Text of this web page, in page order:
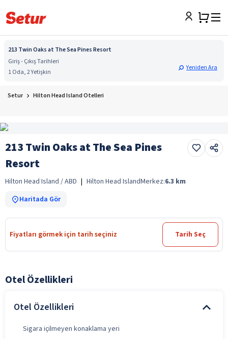
213 Twin Oaks at The Sea Pines Resort
Giriş - Çıkış Tarihleri
1 Oda, 2 Yetişkin
Yeniden Ara
Setur Hilton Head Island Otelleri
213 Twin Oaks at The Sea Pines
Resort
Hilton Head Island / ABD | Hilton Head IslandMerkez:6.3 km
Haritada Gör
Fiyatları görmek için tarih seçiniz Tarih Seç
Otel Özellikleri
Otel Özellikleri
Sigara içilmeyen konaklama yeri